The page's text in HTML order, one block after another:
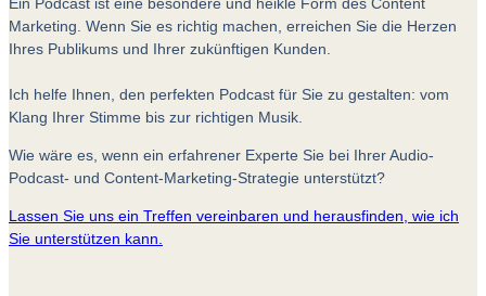
Ein Podcast ist eine besondere und heikle Form des Content
Marketing. Wenn Sie es richtig machen, erreichen Sie die Herzen
Ihres Publikums und Ihrer zukünftigen Kunden.
Ich helfe Ihnen, den perfekten Podcast für Sie zu gestalten: vom
Klang Ihrer Stimme bis zur richtigen Musik.
Wie wäre es, wenn ein erfahrener Experte Sie bei Ihrer Audio-
Podcast- und Content-Marketing-Strategie unterstützt?
Lassen Sie uns ein Treffen vereinbaren und herausfinden, wie ich
Sie unterstützen kann.